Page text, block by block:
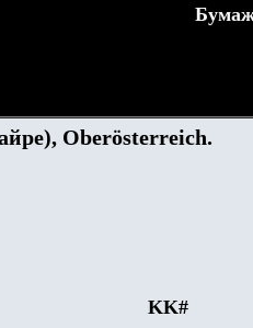
Oberösterreich.
KK#